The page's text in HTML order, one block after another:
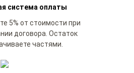
система оплаты
5% от стоимости при
договора. Остаток
частями.